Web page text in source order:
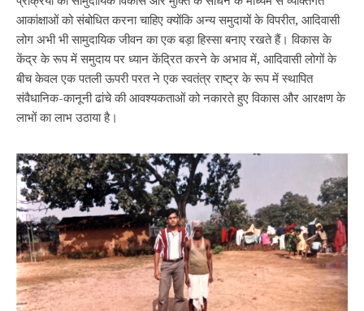
आकांक्षाओं को संबोधित करना चाहिए क्योंकि अन्य समुदायों के विपरीत, आदिवासी
लोग अभी भी सामुदायिक जीवन का एक बड़ा हिस्सा बनाए रखते हैं। विकास के
केंद्र के रूप में समुदाय पर ध्यान केंद्रित करने के अभाव में, आदिवासी लोगों के
बीच केवल एक पतली ऊपरी परत ने एक स्वतंत्र राष्ट्र के रूप में स्थापित
संवैधानिक-कानूनी ढांचे की आवश्यकताओं को नकारते हुए विकास और आरक्षण के
लाभों का लाभ उठाया है।